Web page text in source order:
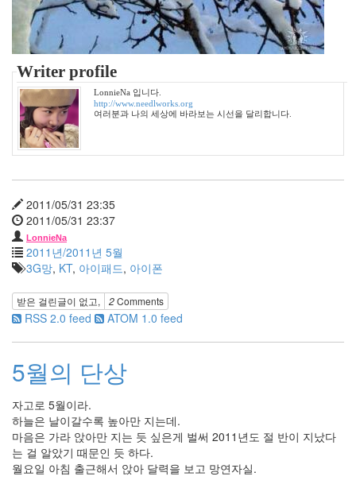
Writer profile
LonnieNa 입니다.
http://www.needlworks.org
여러분과 나의 세상에 바라보는 시선을 달리합니다.
2011/05/31 23:35
2011/05/31 23:37
LonnieNa
2011년/2011년 5월
3G망, KT, 아이패드, 아이폰
받은 걸린글이 없고, 2Comments
RSS 2.0 feed ATOM 1.0 feed
5월의 단상
자고로 5월이라.
하늘은 날이갈수록 높아만 지는데.
마음은 가라 앉아만 지는 듯 싶은게 벌써 2011년도 절 반이 지났다
는 걸 알았기 때문인 듯 하다.
월요일 아침 출근해서 앉아 달력을 보고 망연자실.
그
나
이
바
백
설
주
스
수
독
동
김
민
희
와
인